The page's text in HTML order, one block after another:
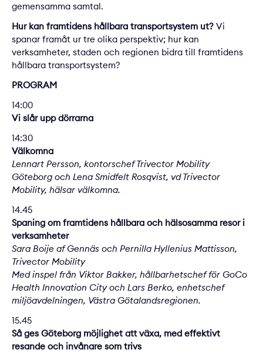
gemensamma samtal.
Hur kan framtidens hållbara transportsystem ut? Vi
spanar framåt ur tre olika perspektiv; hur kan
verksamheter, staden och regionen bidra till framtidens
hållbara transportsystem?
PROGRAM
14:00
Vi slår upp dörrarna
14:30
Välkomna
Lennart Persson, kontorschef Trivector Mobility
Göteborg och Lena Smidfelt Rosqvist, vd Trivector
Mobility, hälsar välkomna.
14.45
Spaning om framtidens hållbara och hälsosamma resor i
verksamheter
Sara Boije af Gennäs och Pernilla Hyllenius Mattisson,
Trivector Mobility
Med inspel från Viktor Bakker, hållbarhetschef för GoCo
Health Innovation City och Lars Berko, enhetschef
miljöavdelningen, Västra Götalandsregionen.
15.45
Så ges Göteborg möjlighet att växa, med effektivt
resande och invånare som trivs